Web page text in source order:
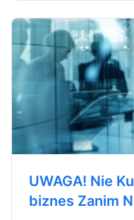
UWAGA! Nie
biznes Zanim